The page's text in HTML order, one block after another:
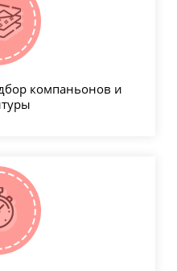
компаньонов и